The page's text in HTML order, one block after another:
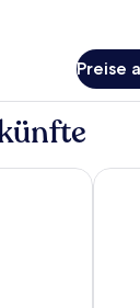
Preise
Hotel